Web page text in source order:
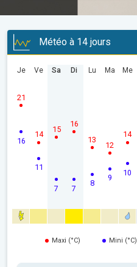
Météo à 14 jours
Je
16
21
Ve
11
14
Sa
7
15
Di
7
16
Lu
8
13
Ma
9
12
Me
10
14
Maxi (°C) Mini (°C)